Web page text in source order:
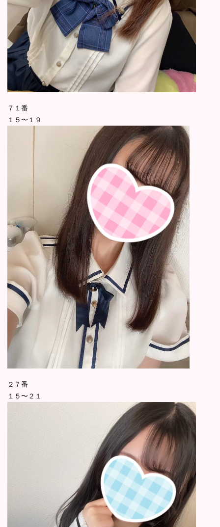
７１番
１５〜１９
２７番
１５〜２１